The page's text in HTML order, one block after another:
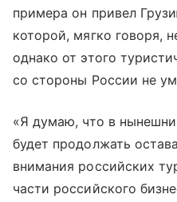
примера он привел
которой, мягко говоря,
однако от этого
со стороны России не
«Я думаю, что в
будет продолжать
внимания российских
части российского